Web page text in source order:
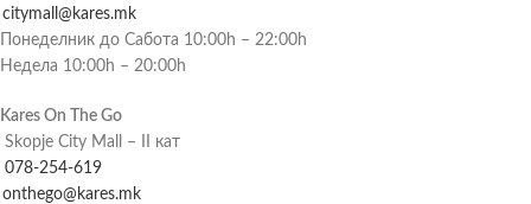
citymall@kares.mk
Понеделник до Сабота 10:00h – 22:00h
Недела 10:00h – 20:00h
Kares On The Go
Skopje City Mall – II кат
078-254-619
onthego@kares.mk